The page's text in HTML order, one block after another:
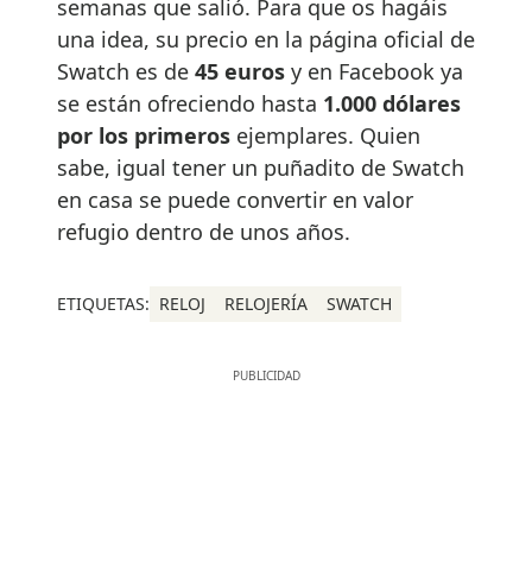
semanas que salió. Para que os hagáis
una idea, su precio en la página oficial de
Swatch es de 45 euros y en Facebook ya
se están ofreciendo hasta 1.000 dólares
por los primeros ejemplares. Quien
sabe, igual tener un puñadito de Swatch
en casa se puede convertir en valor
refugio dentro de unos años.
ETIQUETAS: RELOJ RELOJERÍA SWATCH